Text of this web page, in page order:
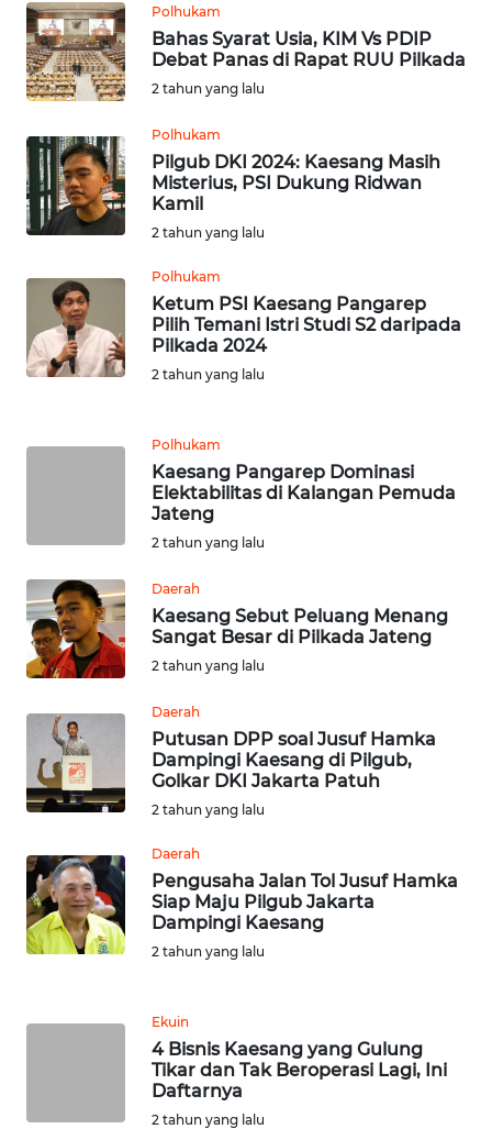
Polhukam
Bahas Syarat Usia, KIM Vs PDIP
Debat Panas di Rapat RUU Pilkada
2 tahun yang lalu
Polhukam
Pilgub DKI 2024: Kaesang Masih
Misterius, PSI Dukung Ridwan
Kamil
2 tahun yang lalu
Polhukam
Ketum PSI Kaesang Pangarep
Pilih Temani Istri Studi S2 daripada
Pilkada 2024
2 tahun yang lalu
Polhukam
Kaesang Pangarep Dominasi
Elektabilitas di Kalangan Pemuda
Jateng
2 tahun yang lalu
Daerah
Kaesang Sebut Peluang Menang
Sangat Besar di Pilkada Jateng
2 tahun yang lalu
Daerah
Putusan DPP soal Jusuf Hamka
Dampingi Kaesang di Pilgub,
Golkar DKI Jakarta Patuh
2 tahun yang lalu
Daerah
Pengusaha Jalan Tol Jusuf Hamka
Siap Maju Pilgub Jakarta
Dampingi Kaesang
2 tahun yang lalu
Ekuin
4 Bisnis Kaesang yang Gulung
Tikar dan Tak Beroperasi Lagi, Ini
Daftarnya
2 tahun yang lalu
WN
NTB
WN
SULTENG
WN
SULBAR
WN
BABEL
WN
WN
LAMPUNG
JATENG
WN
NUSANTARA
WN
JOGJA
WN
WN